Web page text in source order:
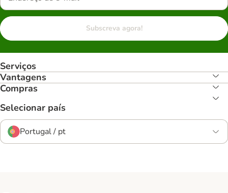
Subscreva agora!
Serviços
Vantagens
Compras
Selecionar país
Portugal / pt